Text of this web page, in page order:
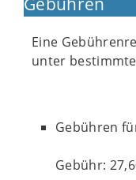
Eine
unter
Gebühren
Gebühr: